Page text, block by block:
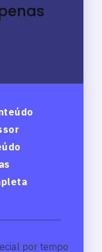
por tempo